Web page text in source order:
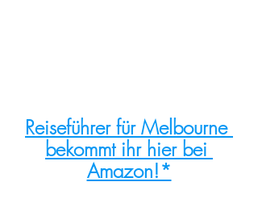
Reiseführer für Melbourne
bekommt ihr hier bei
Amazon!*